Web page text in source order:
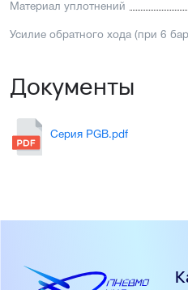
Материал уплотнений
Усилие обратного хода (при 6
Документы
Серия PGB.pdf